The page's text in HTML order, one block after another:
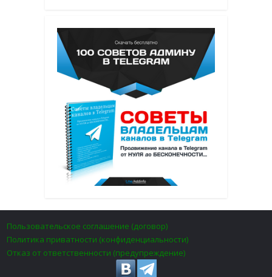
Пользовательское соглашение (договор)
Политика приватности (конфиденциальности)
Отказ от ответственности (предупреждение)